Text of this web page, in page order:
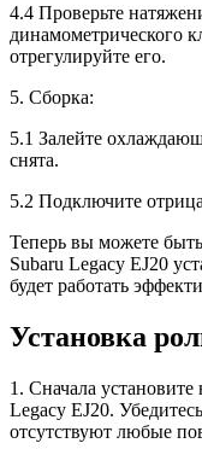
4.4 Проверьте
динамометрического
отрегулируйте его.
5. Сборка:
5.1 Залейте
снята.
5.2 Подключите
Теперь вы можете
Subaru Legacy EJ20
будет работать
Установка
1. Сначала
Legacy EJ20.
отсутствуют любые